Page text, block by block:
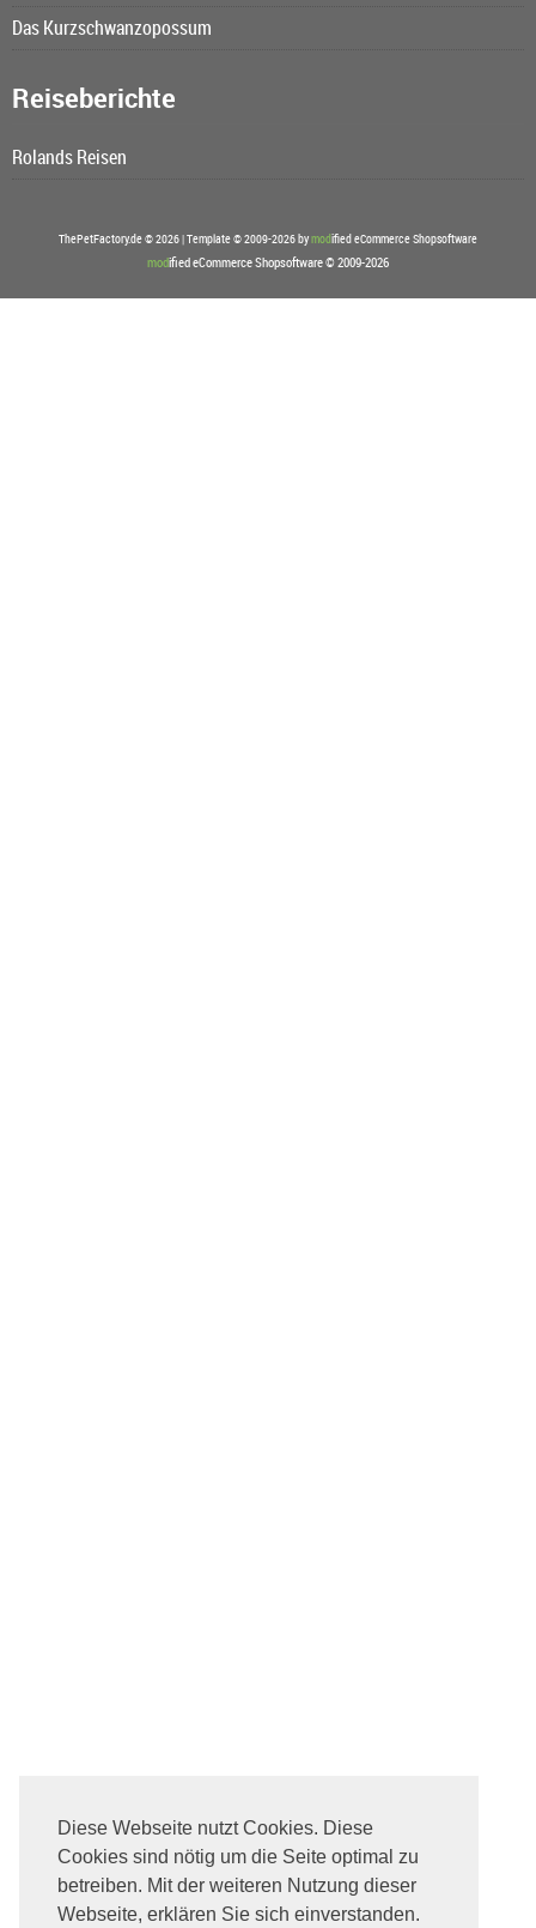
Diese Webseite nutzt Cookies. Diese
Cookies sind nötig um die Seite optimal zu
betreiben. Mit der weiteren Nutzung dieser
Webseite, erklären Sie sich einverstanden.
Das Kurzschwanzopossum
Reiseberichte
Rolands Reisen
ThePetFactory.de © 2026 | Template © 2009-2026 bymodified eCommerce Shopsoftware
modified eCommerce Shopsoftware © 2009-2026